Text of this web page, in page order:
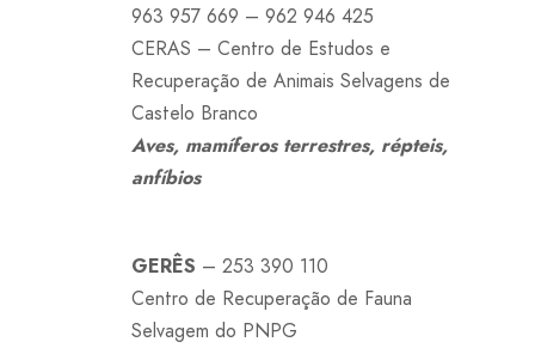
963 957 669 – 962 946 425
CERAS – Centro de Estudos e
Recuperação de Animais Selvagens de
Castelo Branco
Aves, mamíferos terrestres, répteis,
anfíbios
GERÊS – 253 390 110
Centro de Recuperação de Fauna
Selvagem do PNPG